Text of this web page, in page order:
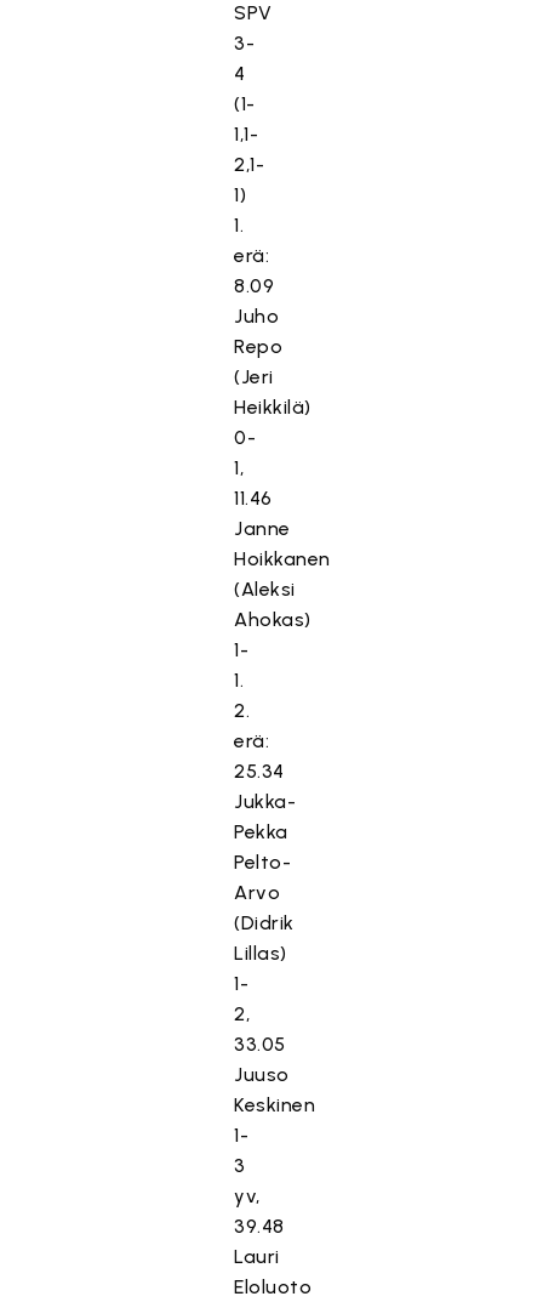
SPV
3-
4
(1-
1,1-
2,1-
1)
1.
erä:
8.09
Juho
Repo
(Jeri
Heikkilä)
0-
1,
11.46
Janne
Hoikkanen
(Aleksi
Ahokas)
1-
1.
2.
erä:
25.34
Jukka-
Pekka
Pelto-
Arvo
(Didrik
Lillas)
1-
2,
33.05
Juuso
Keskinen
1-
3
yv,
39.48
Lauri
Eloluoto